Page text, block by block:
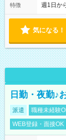
ら翌7時
ます。 ※
特徴 週1日か
気になる！
日勤・夜勤♪
派遣 職種未経験
WEB登録・面接OK